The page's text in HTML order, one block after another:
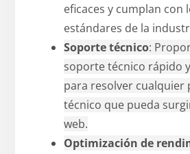
eficaces y cumplan con
estándares de la
Soporte técnico:
soporte técnico rápido
para resolver cualquier
técnico que pueda
web.
Optimización de